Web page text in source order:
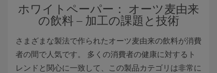
ホワイトペーパー： オーツ麦由来
の飲料 – 加工の課題と技術
さまざまな製法で作られたオーツ麦由来の飲料が消費
者の間で人気です。 多くの消費者の健康に対するト
レンドと関心に一致して、この製品カテゴリは非常に